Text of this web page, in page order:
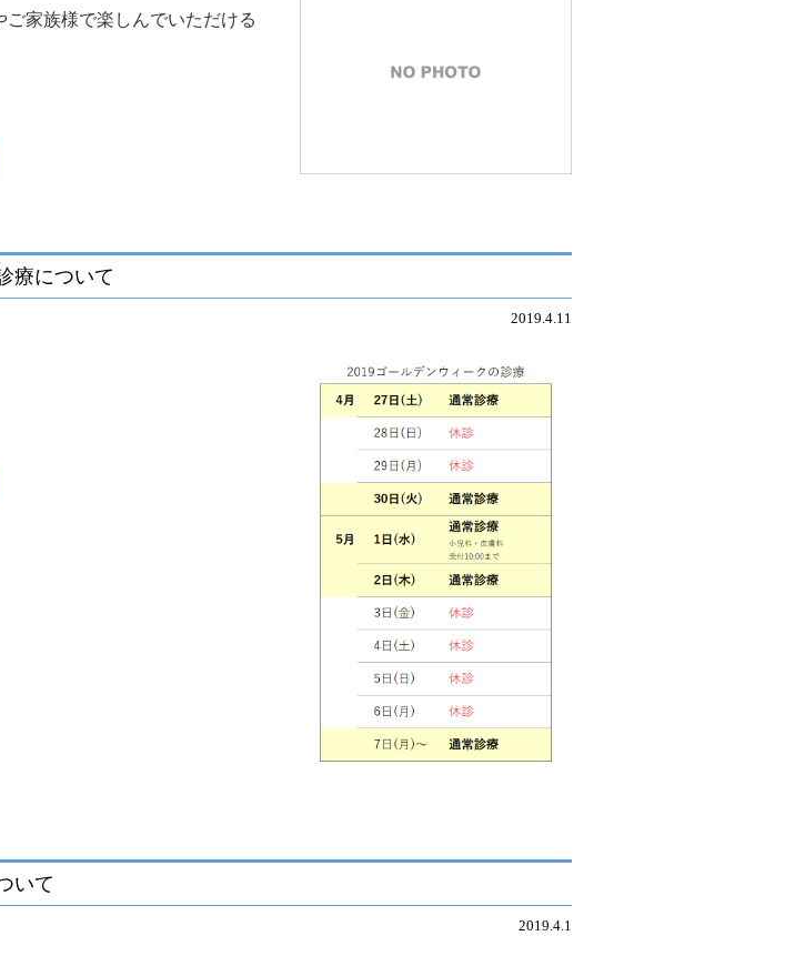
家族様で楽しんでいただける
療について
2019.4.11
いて
2019.4.1